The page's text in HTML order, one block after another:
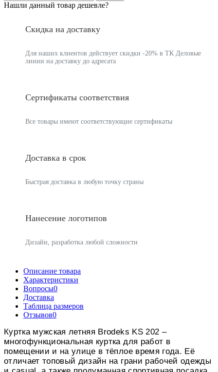
Нашли данный товар дешевле?
Скидка на доставку
Для наших клиентов действует скидки -20% в ТК Деловые
линии на доставку до адресата
Сертификаты соответствия
Все товары имеют соответствующие сертификаты
Доставка в срок
Быстрая доставка в любую точку страны
Нанесение логотипов
Дизайн, разработка любой сложности
Описание товара
Характеристики
Вопросы0
Доставка
Таблица размеров
Отзывов0
Куртка мужская летняя Brodeks KS 202 –
многофункциональная куртка для работ в
помещении и на улице в тёплое время года. Её
отличает топовый дизайн на грани рабочей одежды